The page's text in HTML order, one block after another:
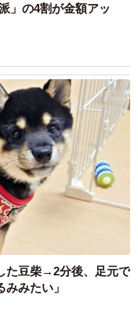
」の4割が金額アッ
た豆柴→2分後、足元で
みたい」